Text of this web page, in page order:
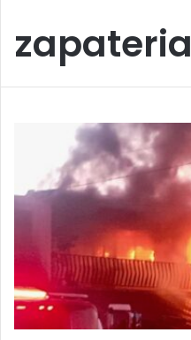
zapateria